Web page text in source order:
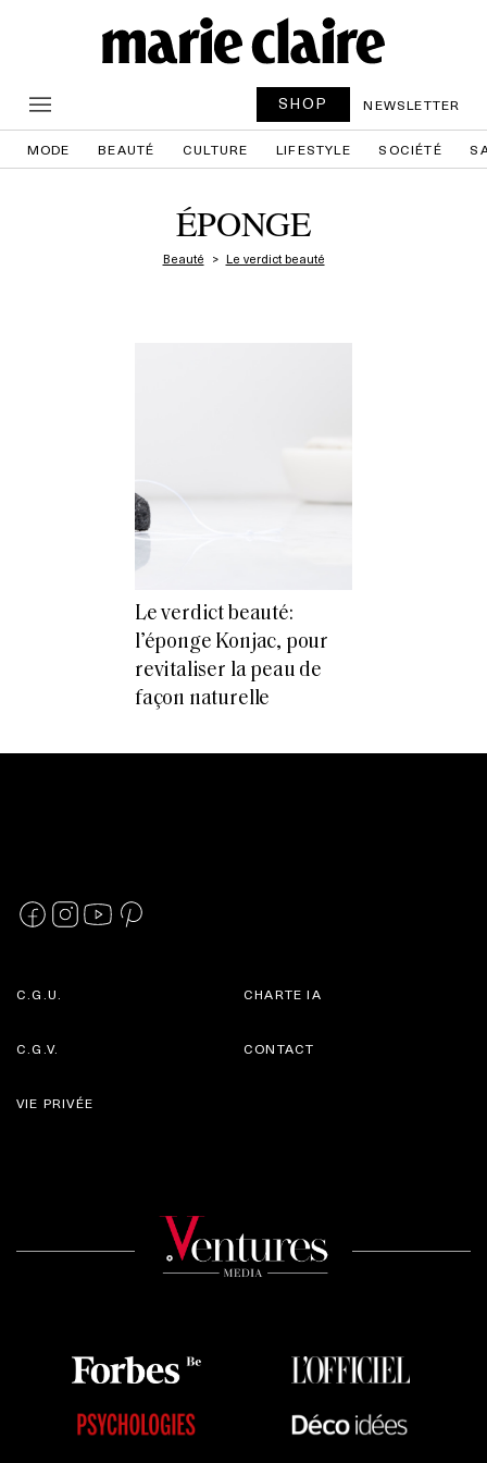
SHOP NEWSLETTER
MODE BEAUTÉ CULTURE LIFESTYLE SOCIÉTÉ
ÉPONGE
Beauté Le verdict beauté
Le verdict beauté:
l’éponge Konjac, pour
revitaliser la peau de
façon naturelle
C.G.U.
C.G.V.
CHARTE IA
CONTACT
VIE PRIVÉE